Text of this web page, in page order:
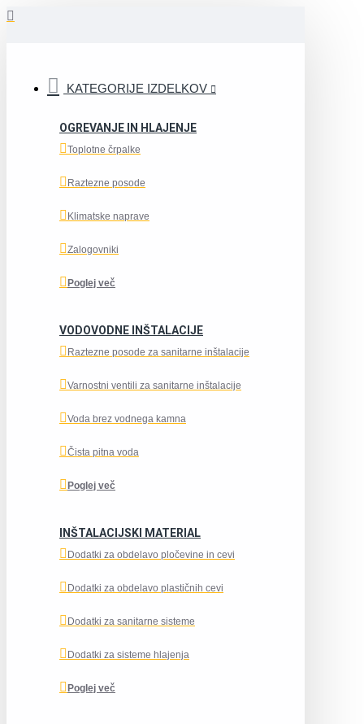
KATEGORIJE IZDELKOV
OGREVANJE IN HLAJENJE
Toplotne črpalke
Raztezne posode
Klimatske naprave
Zalogovniki
Poglej več
VODOVODNE INŠTALACIJE
Raztezne posode za sanitarne inštalacije
Varnostni ventili za sanitarne inštalacije
Voda brez vodnega kamna
Čista pitna voda
Poglej več
INŠTALACIJSKI MATERIAL
Dodatki za obdelavo pločevine in cevi
Dodatki za obdelavo plastičnih cevi
Dodatki za sanitarne sisteme
Dodatki za sisteme hlajenja
Poglej več